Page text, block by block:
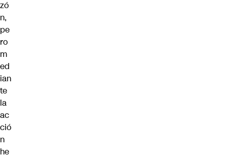
zó
n,
pe
ro
m
ed
ian
te
la
ac
ció
n
he